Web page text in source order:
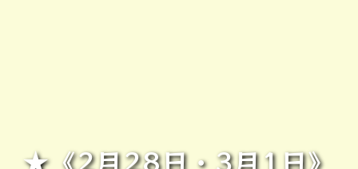
★《2月28日・3月1日》